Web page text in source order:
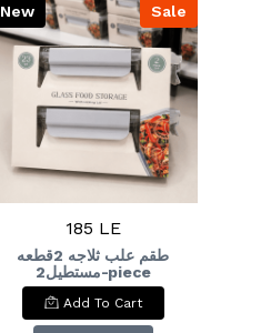
Sale
New
185 LE
طقم علب ثلاجه 2قطعه
مستطيل2-piece
rectangular refrigerator
container set
Add To Cart